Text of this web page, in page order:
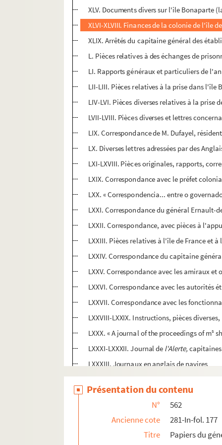
XLV. Documents divers sur l'ile Bonaparte
XLVI-XLVIII. Finances de la colonie de l'île
XLIX. Arrêtés du capitaine général des
L. Pièces relatives à des échanges de
LI. Rapports généraux et particuliers de
LII-LIII. Pièces relatives à la prise dans l'île
LIV-LVI. Pièces diverses relatives à la prise
LVII-LVIII. Pièces diverses et lettres
LIX. Correspondance de M. Dufayel,
LX. Diverses lettres adressées par des
LXI-LXVIII. Pièces originales, rapports,
LXIX. Correspondance avec le préfet
LXX. « Correspondencia... entre o
LXXI. Correspondance du général Ernault-
LXXII. Correspondance, avec pièces à
LXXIII. Pièces relatives à l'île de France et
LXXIV. Correspondance du capitaine
LXXV. Correspondance avec les amiraux
LXXVI. Correspondance avec les autorités
LXXVII. Correspondance avec les
LXXVIII-LXXIX. Instructions, pièces
LXXX. « A journal of the proceedings of ms
LXXXI-LXXXII. Journal de l'Alerte,
LXXXIII. Journaux en anglais de navires
LXXXIV. Lettres et pièces relatives à
LXXXV-LXXXVIII. Journaux de navires
LXXXIX. Correspondance du contre-
XC-XCI. Rapports, lettres et pièces
XCII-XCIII. Lettres et rapports au général
Présentation du contenu
N°
562
Ancienne cote
281-In-fol. 177
Titre
Papiers du